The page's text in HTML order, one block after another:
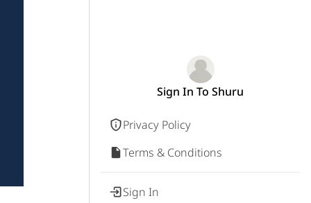
Sign In To Shuru
Privacy Policy
Terms & Conditions
Sign In